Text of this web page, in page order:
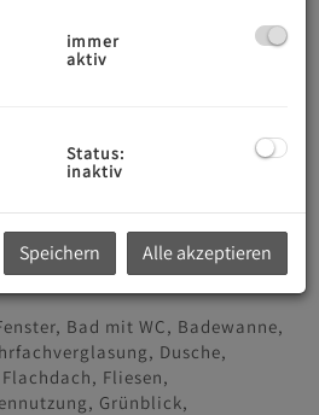
Bad mit WC
Badewanne
Dusche
Flachdach
Fliesen
Grünblick
immer
aktiv
Status:
inaktiv
Speichern Alle akzeptieren